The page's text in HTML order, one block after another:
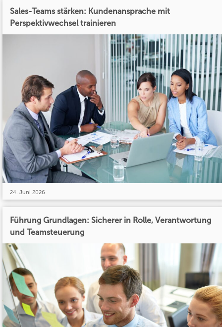
Sales-Teams stärken: Kundenansprache mit
Perspektivwechsel trainieren
24. Juni 2026
Führung Grundlagen: Sicherer in Rolle, Verantwortung
und Teamsteuerung